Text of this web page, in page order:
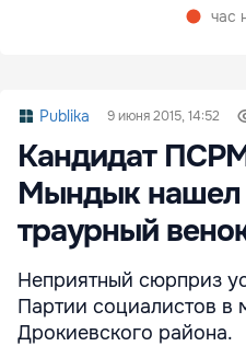
час
Publika 9 июня 2015, 14:52
Кандидат
Мындык нашел
траурный
Неприятный сюрприз
Партии социалистов
Дрокиевского района.